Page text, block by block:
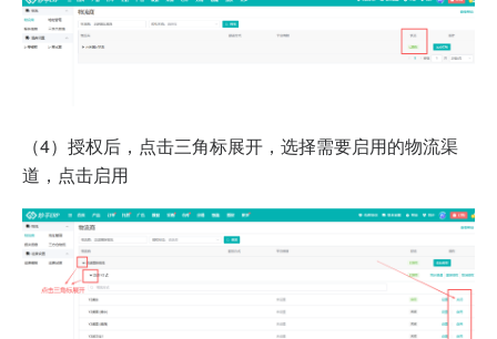
（4）授权后，点击三角标展开，选择需要启用的物流渠
道，点击启用